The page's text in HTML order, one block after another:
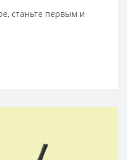
станьте первым и